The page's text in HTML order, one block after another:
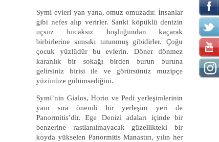
Symi evleri yan yana, omuz omuzadır. İnsanlar
gibi nefes alıp verirler. Sanki köpüklü denizin
uçsuz bucaksız boşluğundan kaçarak
birbirlerine sımsıkı tutunmuş gibidirler. Çoğu
çocuk yüzlüdür bu evlerin. Döner dönmez
karanlık bir sokağı birden burun buruna
gelirsiniz birisi ile ve görürsünüz muzipçe
yüzünüze gülümsediğini.
Symi’nin Gialos, Horio ve Pedi yerleşimlerinin
yanı sıra önemli bir yerleşim yeri de
Panormitis’dir. Ege Denizi adaları içinde bir
benzerine rastlanılmayacak güzellikteki bir
koyda yükselen Panormitis Manastırı, yılın her